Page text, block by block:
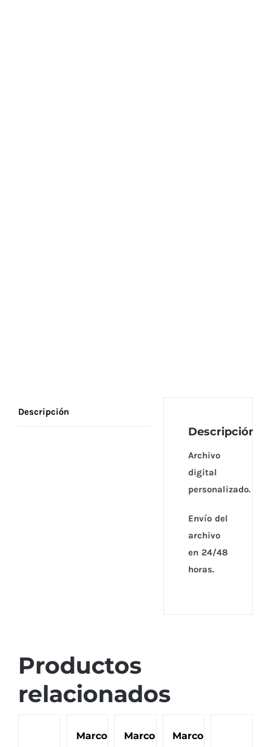
Descripción
Descripción
Archivo
digital
personalizado.
Envío del
archivo
en 24/48
horas.
Productos
relacionados
Marco
Marco
Marco